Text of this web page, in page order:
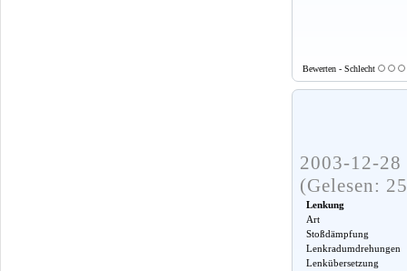
Bewerten - Schlecht
2003-12-
(Gelesen:
Lenkung
Art
Stoßdämpfung
Lenkradumdrehungen
Lenkübersetzung